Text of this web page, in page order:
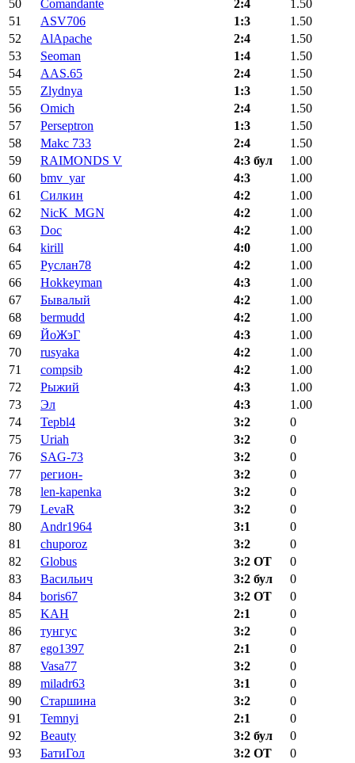
50 Comandante 2:4
1.50
51
ASV706 1:3
1.50
52
AlApache 2:4
1.50
53
Seoman 1:4
1.50
54
AAS.65 2:4
1.50
55
Zlydnya 1:3
1.50
56
Omich 2:4
1.50
57
Perseptron 1:3
1.50
58
Makc 733 2:4
1.50
59
RAIMONDS V 4:3 бул
1.00
60
bmv_yar 4:3
1.00
61
Силкин 4:2
1.00
62
NicK_MGN 4:2
1.00
63
Doc 4:2
1.00
64
kirill 4:0
1.00
65
Руслан78 4:2
1.00
66
Hokkeyman 4:3
1.00
67
Бывалый 4:2
1.00
68
bermudd 4:2
1.00
69
ЙоЖэГ 4:3
1.00
70
rusyaka 4:2
1.00
71
compsib 4:2
1.00
72
Рыжий 4:3
1.00
73
Эл 4:3
1.00
74
Tepbl4 3:2
0
75
Uriah 3:2
0
76
SAG-73 3:2
0
77
регион- 3:2
0
78
len-kapenka 3:2
0
79
LevaR 3:2
0
80
Andr1964 3:1
0
81
chuporoz 3:2
0
82
Globus 3:2 ОТ
0
83
Васильич 3:2 бул
0
84
boris67 3:2 ОТ
0
85
KAH 2:1
0
86
тунгус 3:2
0
87
ego1397 2:1
0
88
Vasa77 3:2
0
89
miladr63 3:1
0
90
Старшина 3:2
0
91
Temnyi 2:1
0
92
Beauty 3:2 бул
0
93
БатиГол 3:2 ОТ
0